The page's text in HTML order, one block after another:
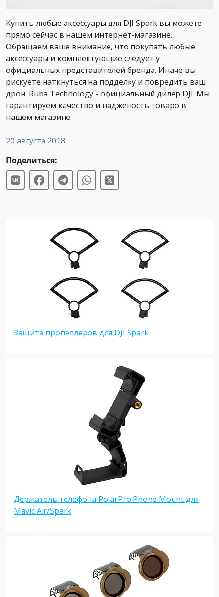
20 августа 2018
Поделиться:
Защита пропеллеров для DJI Spark
Держатель телефона PolarPro Phone Mount для
Mavic Air/Spark
Купить любые аксессуары для DJI Spark вы можете
прямо сейчас в нашем интернет-магазине.
Обращаем ваше внимание, что покупать любые
аксессуары и комплектующие следует у
официальных представителей бренда. Иначе вы
рискуете наткнуться на подделку и повредить ваш
дрон. Ruba Technology - официальный дилер DJI. Мы
гарантируем качество и надженость товаро в
нашем магазине.